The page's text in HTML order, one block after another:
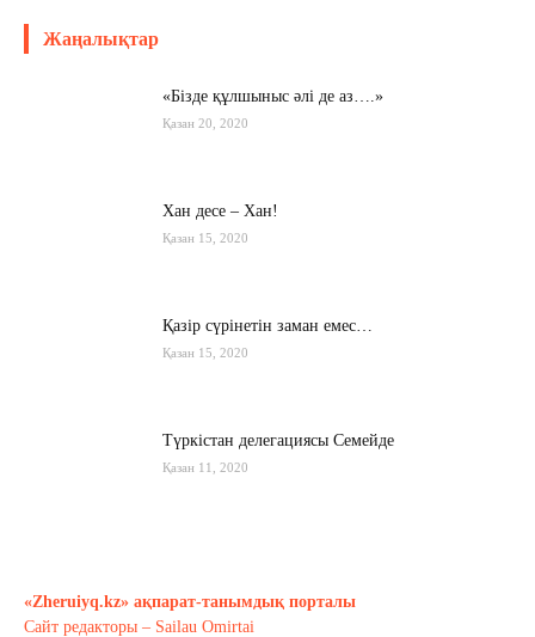
Жаңалықтар
«Бізде құлшыныс әлі де аз….»
Қазан 20, 2020
Хан десе – Хан!
Қазан 15, 2020
Қазір сүрінетін заман емес…
Қазан 15, 2020
Түркістан делегациясы Семейде
Қазан 11, 2020
Қазан 10, 2020
«Zheruiyq.kz» ақпарат-танымдық порталы
Сайт редакторы – Sailau Omirtai